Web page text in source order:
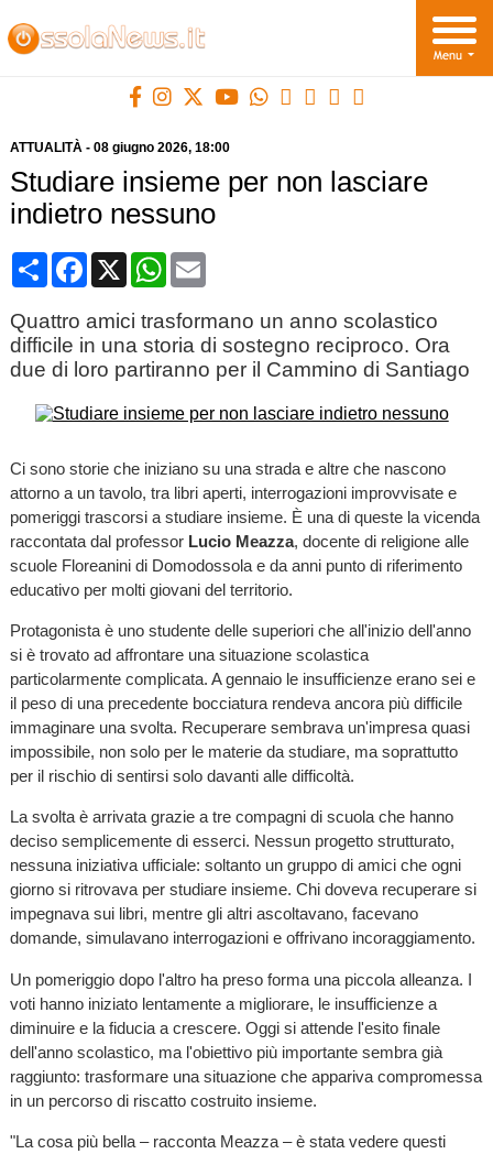
ATTUALITÀ- 08 giugno 2026, 18:00
Studiare insieme per non lasciare
indietro nessuno
CondividiFacebook
X WhatsApp
Email
Quattro amici trasformano un anno scolastico
difficile in una storia di sostegno reciproco. Ora
due di loro partiranno per il Cammino di Santiago
Ci sono storie che iniziano su una strada e altre che nascono
attorno a un tavolo, tra libri aperti, interrogazioni improvvisate e
pomeriggi trascorsi a studiare insieme. È una di queste la vicenda
raccontata dal professor Lucio Meazza, docente di religione alle
scuole Floreanini di Domodossola e da anni punto di riferimento
educativo per molti giovani del territorio.
Protagonista è uno studente delle superiori che all'inizio dell'anno
si è trovato ad affrontare una situazione scolastica
particolarmente complicata. A gennaio le insufficienze erano sei e
il peso di una precedente bocciatura rendeva ancora più difficile
immaginare una svolta. Recuperare sembrava un'impresa quasi
impossibile, non solo per le materie da studiare, ma soprattutto
per il rischio di sentirsi solo davanti alle difficoltà.
La svolta è arrivata grazie a tre compagni di scuola che hanno
deciso semplicemente di esserci. Nessun progetto strutturato,
nessuna iniziativa ufficiale: soltanto un gruppo di amici che ogni
giorno si ritrovava per studiare insieme. Chi doveva recuperare si
impegnava sui libri, mentre gli altri ascoltavano, facevano
domande, simulavano interrogazioni e offrivano incoraggiamento.
Un pomeriggio dopo l'altro ha preso forma una piccola alleanza. I
voti hanno iniziato lentamente a migliorare, le insufficienze a
diminuire e la fiducia a crescere. Oggi si attende l'esito finale
dell'anno scolastico, ma l'obiettivo più importante sembra già
raggiunto: trasformare una situazione che appariva compromessa
in un percorso di riscatto costruito insieme.
"La cosa più bella – racconta Meazza – è stata vedere questi